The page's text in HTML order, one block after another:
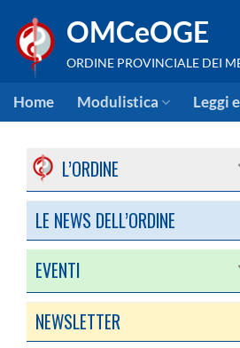
contenuti
OMCeOGE
ORDINE PROVINCIALE DEI
Home Modulistica Leggi
L’ORDINE
LE NEWS DELL’ORDINE
EVENTI
NEWSLETTER